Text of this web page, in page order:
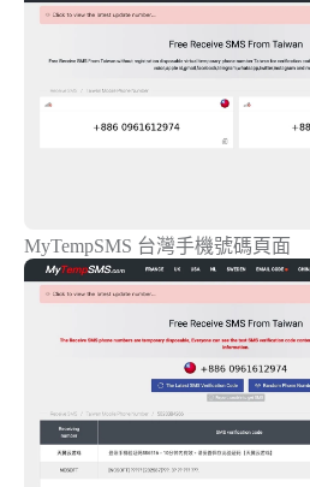
MyTempSMS 台灣手機號碼頁面